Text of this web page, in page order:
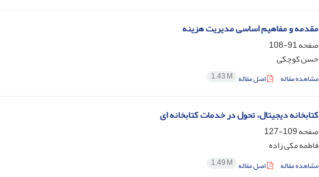
مقدمه و مفاهیم اساسی مدیریت هزینه
صفحه91-108
حسن کوچکی
مشاهده مقاله اصل مقاله 1.43 M
کتابخانه دیجیتال، تحول در خدمات کتابخانه ای
صفحه109-127
فاطمه مکی زاده
مشاهده مقاله اصل مقاله 1.49 M